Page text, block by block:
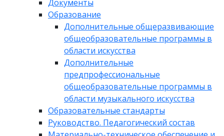
Документы
Образование
Дополнительные общеразвивающие
общеобразовательные программы в
области искусства
Дополнительные
предпрофессиональные
общеобразовательные программы в
области музыкального искусства
Образовательные стандарты
Руководство. Педагогический состав